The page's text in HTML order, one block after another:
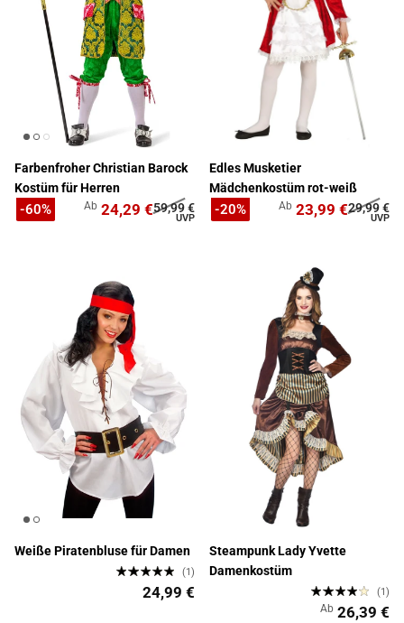
Farbenfroher Christian Barock
Kostüm für Herren
Ab 24,29 €59,99 €
-60%
Edles Musketier
Mädchenkostüm rot-weiß
Ab 23,99 €29,99 €
-20%
Weiße Piratenbluse für Damen
(1)
24,99 €
Steampunk Lady Yvette
Damenkostüm
(1)
Ab 26,39 €